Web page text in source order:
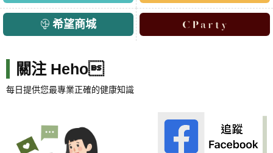
希望商城
關注 Heho
每日提供您最專業正確的健康知識